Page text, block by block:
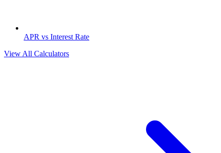
APR vs Interest Rate
View All Calculators